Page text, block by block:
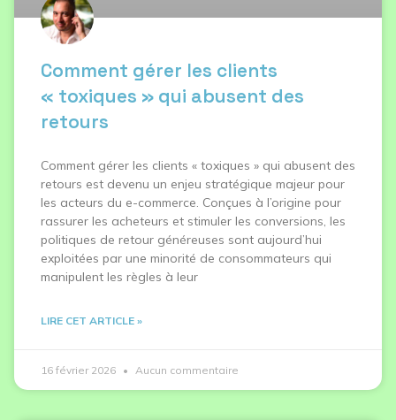
Comment gérer les clients
« toxiques » qui abusent des
retours
Comment gérer les clients « toxiques » qui abusent des
retours est devenu un enjeu stratégique majeur pour
les acteurs du e-commerce. Conçues à l’origine pour
rassurer les acheteurs et stimuler les conversions, les
politiques de retour généreuses sont aujourd’hui
exploitées par une minorité de consommateurs qui
manipulent les règles à leur
LIRE CET ARTICLE »
16 février 2026 Aucun commentaire